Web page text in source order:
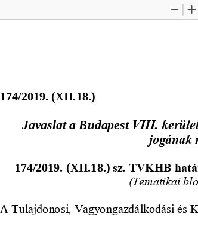
Zoom
174/2019. (XII.18.)
Javaslat a Budapest VIII.
jogának
174/2019. (XII.18.) sz. TVKHB
(Tematikai
A Tulajdonosi, Vagyongazdálkodási és